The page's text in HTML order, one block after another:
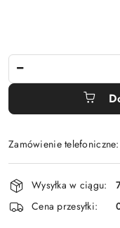
Zamówienie
Dostępność
i
dostawa
Wysyłka w ciągu:
Cena przesyłki: